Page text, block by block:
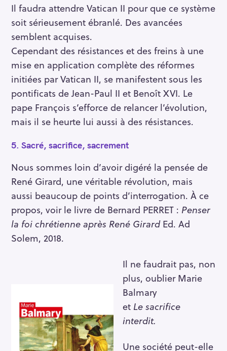
Il faudra attendre Vatican II pour que ce système
soit sérieusement ébranlé. Des avancées
semblent acquises.
Cependant des résistances et des freins à une
mise en application complète des réformes
initiées par Vatican II, se manifestent sous les
pontificats de Jean-Paul II et Benoît XVI. Le
pape François s’efforce de relancer l’évolution,
mais il se heurte lui aussi à des résistances.
5. Sacré, sacrifice, sacrement
Nous sommes loin d’avoir digéré la pensée de
René Girard, une véritable révolution, mais
aussi beaucoup de points d’interrogation. À ce
propos, voir le livre de Bernard PERRET : Penser
la foi chrétienne après René GirardEd. Ad
Solem, 2018.
Il ne faudrait pas, non
plus, oublier Marie
Balmary
et Le sacrifice
interdit.
Une société peut-elle